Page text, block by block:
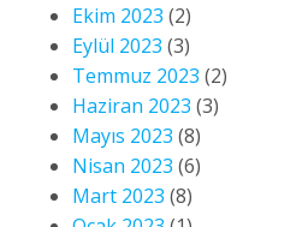
Ekim 2023 (2)
Eylül 2023 (3)
Temmuz 2023 (2)
Haziran 2023 (3)
Mayıs 2023 (8)
Nisan 2023 (6)
Mart 2023 (8)